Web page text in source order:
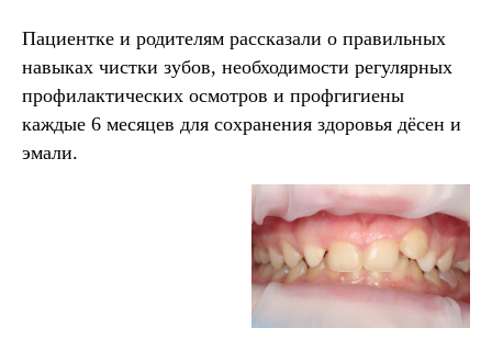
Пациентке и родителям рассказали о правильных
навыках чистки зубов, необходимости регулярных
профилактических осмотров и профгигиены
каждые 6 месяцев для сохранения здоровья дёсен и
эмали.